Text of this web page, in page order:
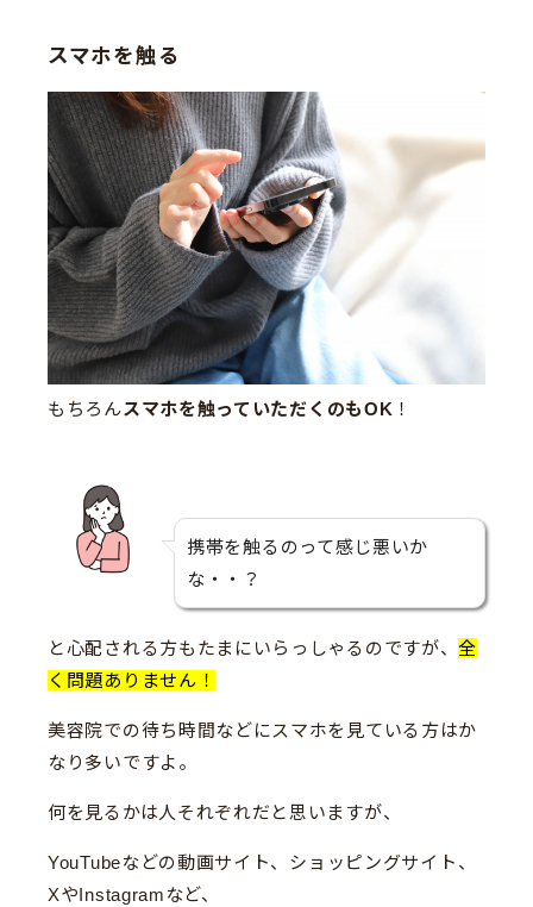
スマホを触る
もちろんスマホを触っていただくのもOK ！
携帯を触るのって感じ悪いか
な・・？
と心配される方もたまにいらっしゃるのですが、全
く問題ありません！
美容院での待ち時間などにスマホを見ている方はか
なり多いですよ。
何を見るかは人それぞれだと思いますが、
YouTubeなどの動画サイト、ショッピングサイト、
XやInstagramなど、